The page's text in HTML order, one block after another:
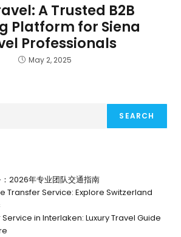
A Trusted B2B
Platform for Siena
Professionals
May 2, 2025
SEARCH
2026年专业团队交通指南
Transfer Service: Explore Switzerland
in Interlaken: Luxury Travel Guide